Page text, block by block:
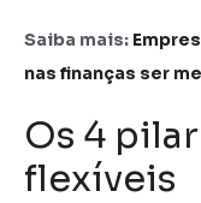
Saiba mais:
nas finanças ser
Os 4
flexíveis